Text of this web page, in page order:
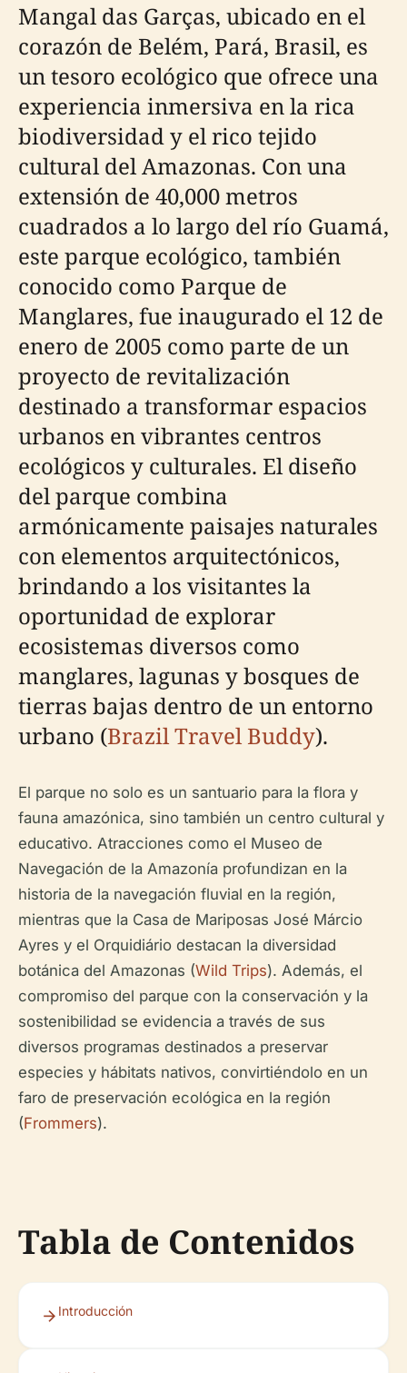
Mangal das Garças, ubicado en el
corazón de Belém, Pará, Brasil, es
un tesoro ecológico que ofrece una
experiencia inmersiva en la rica
biodiversidad y el rico tejido
cultural del Amazonas. Con una
extensión de 40,000 metros
cuadrados a lo largo del río Guamá,
este parque ecológico, también
conocido como Parque de
Manglares, fue inaugurado el 12 de
enero de 2005 como parte de un
proyecto de revitalización
destinado a transformar espacios
urbanos en vibrantes centros
ecológicos y culturales. El diseño
del parque combina
armónicamente paisajes naturales
con elementos arquitectónicos,
brindando a los visitantes la
oportunidad de explorar
ecosistemas diversos como
manglares, lagunas y bosques de
tierras bajas dentro de un entorno
urbano (Brazil Travel Buddy).
El parque no solo es un santuario para la flora y
fauna amazónica, sino también un centro cultural y
educativo. Atracciones como el Museo de
Navegación de la Amazonía profundizan en la
historia de la navegación fluvial en la región,
mientras que la Casa de Mariposas José Márcio
Ayres y el Orquidiário destacan la diversidad
botánica del Amazonas (Wild Trips). Además, el
compromiso del parque con la conservación y la
sostenibilidad se evidencia a través de sus
diversos programas destinados a preservar
especies y hábitats nativos, convirtiéndolo en un
faro de preservación ecológica en la región
(Frommers).
Tabla de Contenidos
Introducción